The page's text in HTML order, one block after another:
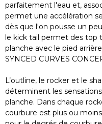
parfaitement l'eau et,
permet une accélération
dès que l'on pousse un
le kick tail permet des top
planche avec le pied
SYNCED CURVES
L’outline, le rocker et le
déterminent les
planche. Dans chaque
courbure est plus ou